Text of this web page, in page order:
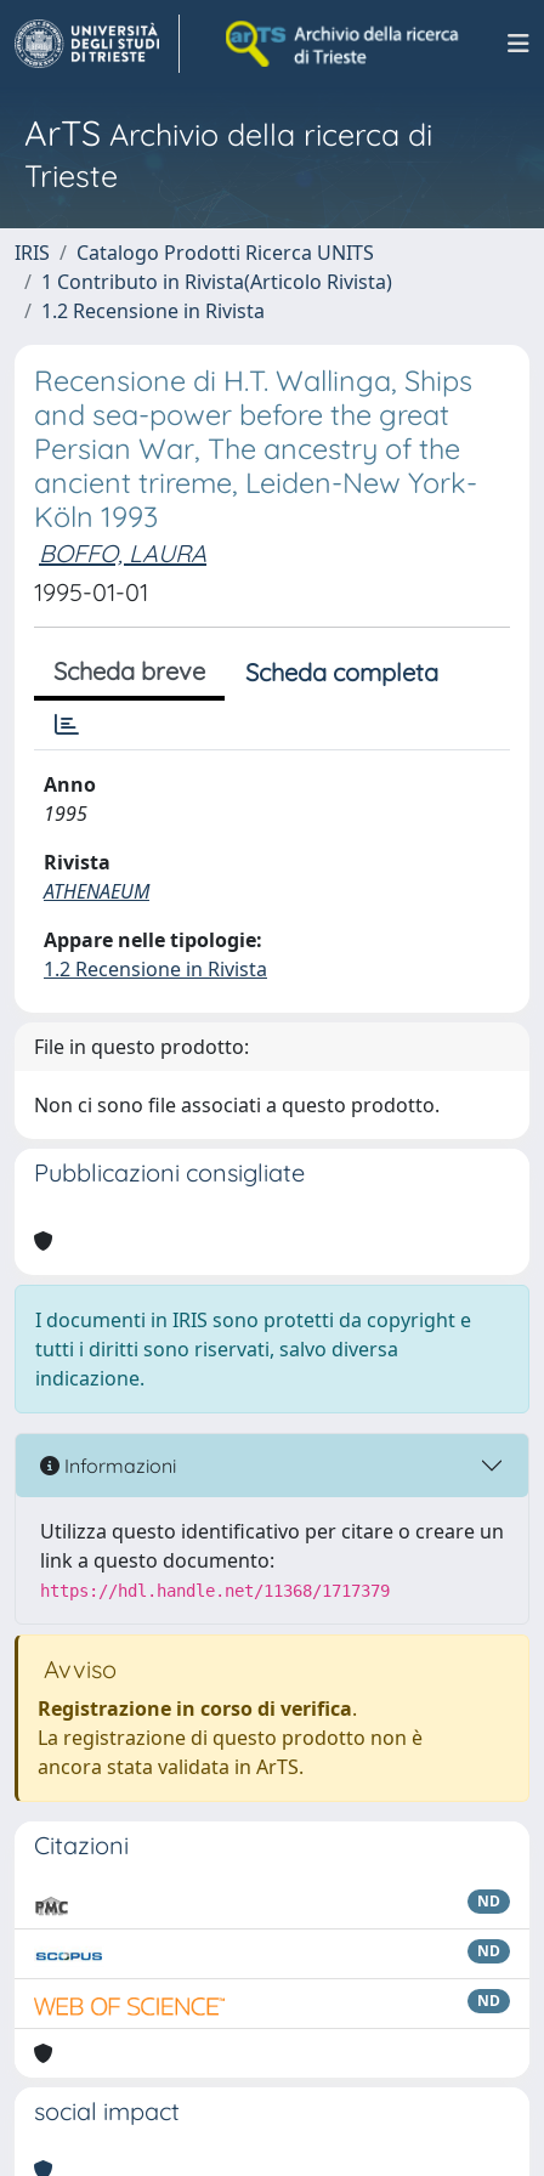
ArTS Archivio della ricerca di
Trieste
IRIS
Catalogo Prodotti Ricerca UNITS
1 Contributo in Rivista(Articolo Rivista)
1.2 Recensione in Rivista
Recensione di H.T. Wallinga, Ships
and sea-power before the great
Persian War, The ancestry of the
ancient trireme, Leiden-New York-
Köln 1993
BOFFO, LAURA
1995-01-01
Scheda breve Scheda completa
Anno
1995
Rivista
ATHENAEUM
Appare nelle tipologie:
1.2 Recensione in Rivista
File in questo prodotto:
Non ci sono file associati a questo prodotto.
Pubblicazioni consigliate
I documenti in IRIS sono protetti da copyright e
tutti i diritti sono riservati, salvo diversa
indicazione.
Informazioni
Utilizza questo identificativo per citare o creare un
link a questo documento:
https://hdl.handle.net/11368/1717379
Avviso
Registrazione in corso di verifica.
La registrazione di questo prodotto non è
ancora stata validata in ArTS.
Citazioni
ND
ND
ND
social impact